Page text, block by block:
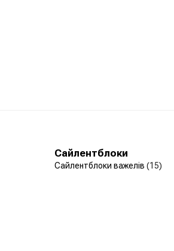
Сайлентблоки
Сайлентблоки важелів (15)